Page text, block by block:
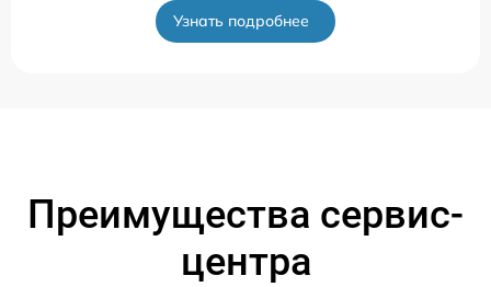
Узнать подробнее
Преимущества сервис-
центра